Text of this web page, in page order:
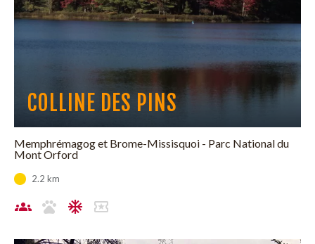
COLLINE DES PINS
Memphrémagog et Brome-Missisquoi - Parc National du
Mont Orford
2.2 km